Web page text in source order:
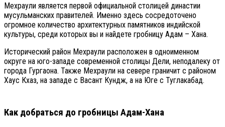
Мехраули является первой официальной столицей династии
мусульманских правителей. Именно здесь сосредоточено
огромное количество архитектурных памятников индийской
культуры, среди которых вы и найдете гробницу Адам – Хана.
Исторический район Мехраули расположен в одноименном
округе на юго-западе современной столицы Дели, неподалеку от
города Гургаона. Также Мехраули на севере граничит с районом
Хаус Кхаз, на западе с Васант Кундж, а на Юге с Туглакабад.
Как добраться до гробницы Адам-Хана